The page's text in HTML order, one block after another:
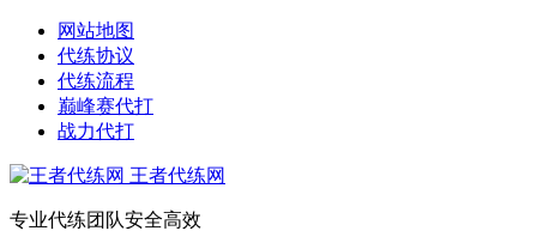
网站地图
代练协议
代练流程
巅峰赛代打
战力代打
王者代练网
专业代练团队安全高效